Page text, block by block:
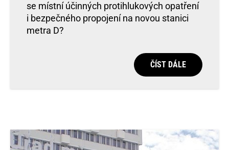
se místní účinných protihlukových opatření
i bezpečného propojení na novou stanici
metra D?
ČÍST DÁLE